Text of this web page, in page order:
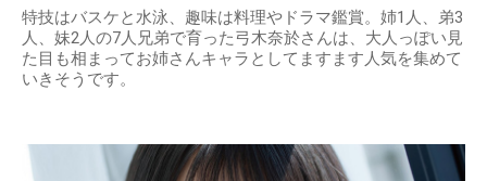
特技はバスケと水泳、趣味は料理やドラマ鑑賞。姉1人、弟3
人、妹2人の7人兄弟で育った弓木奈於さんは、大人っぽい見
た目も相まってお姉さんキャラとしてますます人気を集めて
いきそうです。